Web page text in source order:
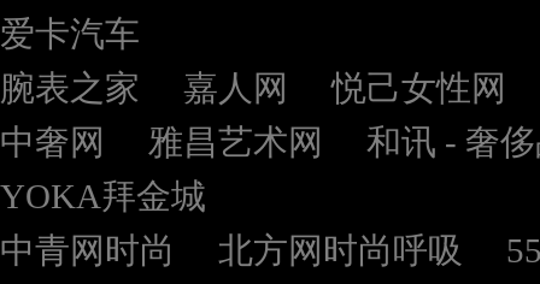
爱卡汽车
腕表之家
嘉人网
悦己女性网
中奢网
雅昌艺术网
和讯 - 奢
YOKA拜金城
中青网时尚
北方网时尚呼吸